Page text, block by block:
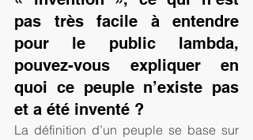
pas très facile à entendre
pour le public lambda,
pouvez-vous expliquer en
quoi ce peuple n’existe pas
et a été inventé ?
La définition d’un peuple se base sur